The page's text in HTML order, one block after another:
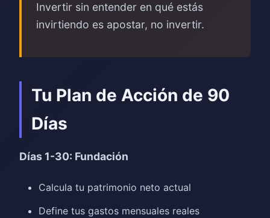
Invertir sin entender en qué estás
invirtiendo es apostar, no invertir.
Tu Plan de Acción de 90
Días
Días 1-30: Fundación
Calcula tu patrimonio neto actual
Define tus gastos mensuales reales